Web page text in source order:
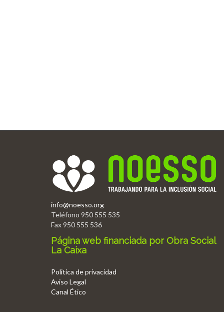
info@noesso.org
Teléfono 950 555 535
Fax 950 555 536
Página web financiada por Obra Social
La Caixa
Politica de privacidad
Aviso Legal
Canal Ético